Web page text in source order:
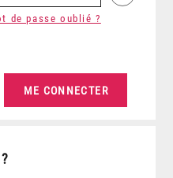
de passe oublié ?